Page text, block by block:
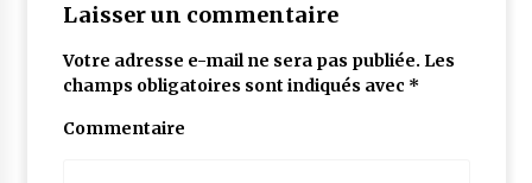
Laisser un commentaire
Votre adresse e-mail ne sera pas publiée. Les
champs obligatoires sont indiqués avec *
Commentaire